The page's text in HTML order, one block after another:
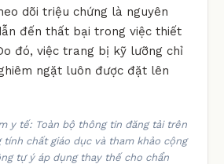
dõi triệu chứng là nguyên
đến thất bại trong việc thiết
đó, việc trang bị kỹ lưỡng chỉ
ngặt luôn được đặt lên
y tế: Toàn bộ thông tin đăng tải trên
tính chất giáo dục và tham khảo cộng
tự ý áp dụng thay thế cho chẩn